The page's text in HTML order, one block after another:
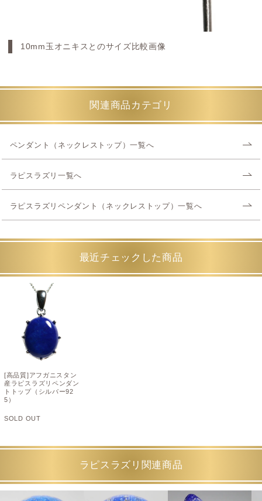
10mm玉オニキスとのサイズ比較画像
関連商品カテゴリ
ペンダント（ネックレストップ）一覧へ
ラピスラズリ一覧へ
ラピスラズリペンダント（ネックレストップ）一覧へ
最近チェックした商品
[高品質]アフガニスタン
産ラピスラズリペンダン
トトップ（シルバー92
5）
SOLD OUT
ラピスラズリ関連商品